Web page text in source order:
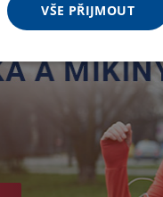
VŠE PŘIJMOUT